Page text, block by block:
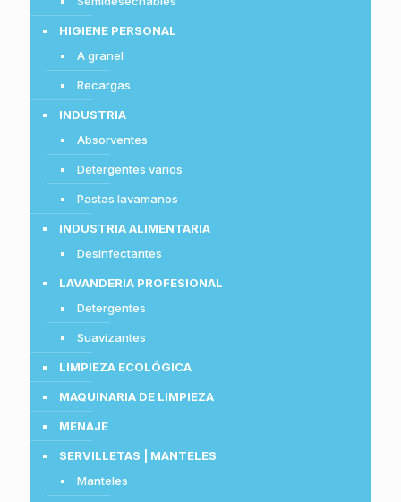
HIGIENE PERSONAL
A granel
Recargas
INDUSTRIA
Absorventes
Detergentes varios
Pastas lavamanos
INDUSTRIA ALIMENTARIA
Desinfectantes
LAVANDERÍA PROFESIONAL
Detergentes
Suavizantes
LIMPIEZA ECOLÓGICA
MAQUINARIA DE LIMPIEZA
MENAJE
SERVILLETAS | MANTELES
Manteles